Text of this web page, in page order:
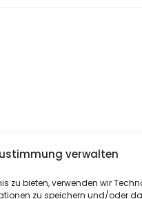
verwalten
zu bieten, verwenden wir
zu speichern und/oder